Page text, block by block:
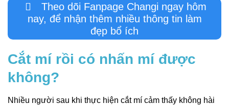
Theo dõi Fanpage Changi ngay hôm
nay, để nhận thêm nhiều thông tin làm
đẹp bổ ích
Cắt mí rồi có nhấn mí được
không?
Nhiều người sau khi thực hiện cắt mí cảm thấy không hài